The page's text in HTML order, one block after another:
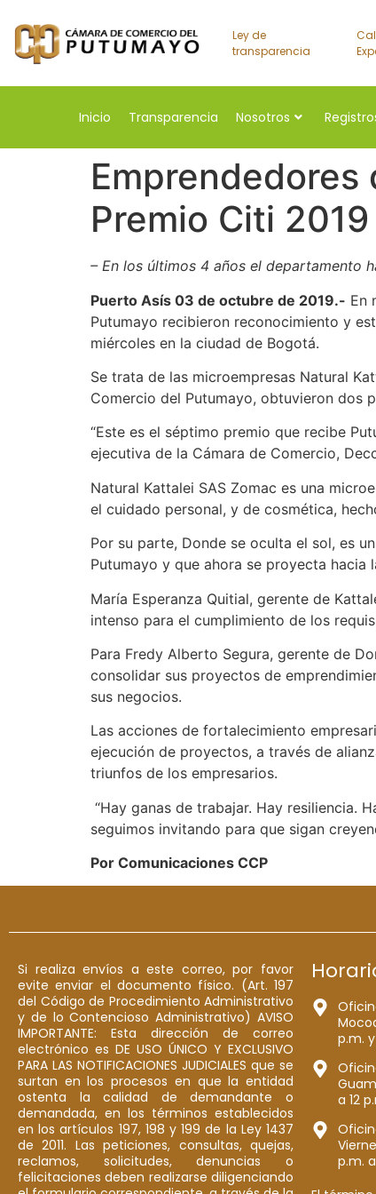
Ley de
transparencia
Inicio Transparencia Nosotros
Emprendedores
Premio Citi 2019
– En los últimos 4 años el departamento
Puerto Asís 03 de octubre de 2019.- En
Putumayo recibieron reconocimiento y
miércoles en la ciudad de Bogotá.
Se trata de las microempresas Natural
Comercio del Putumayo, obtuvieron dos
“Este es el séptimo premio que recibe
ejecutiva de la Cámara de Comercio,
Natural Kattalei SAS Zomac es una
el cuidado personal, y de cosmética,
Por su parte, Donde se oculta el sol, es
Putumayo y que ahora se proyecta
María Esperanza Quitial, gerente de
intenso para el cumplimiento de los
Para Fredy Alberto Segura, gerente de
consolidar sus proyectos de
sus negocios.
Las acciones de fortalecimiento
ejecución de proyectos, a través de
triunfos de los empresarios.
“Hay ganas de trabajar. Hay resiliencia.
seguimos invitando para que sigan
Por Comunicaciones CCP
Si realiza envíos a este correo, por favor
evite enviar el documento físico. (Art. 197
del Código de Procedimiento Administrativo
y de lo Contencioso Administrativo) AVISO
IMPORTANTE: Esta dirección de correo
electrónico es DE USO ÚNICO Y EXCLUSIVO
PARA LAS NOTIFICACIONES JUDICIALES que se
surtan en los procesos en que la entidad
ostenta la calidad de demandante o
demandada, en los términos establecidos
en los artículos 197, 198 y 199 de la Ley 1437
de 2011. Las peticiones, consultas, quejas,
reclamos, solicitudes, denuncias o
felicitaciones deben realizarse diligenciando
p.m.
a 12
p.m.